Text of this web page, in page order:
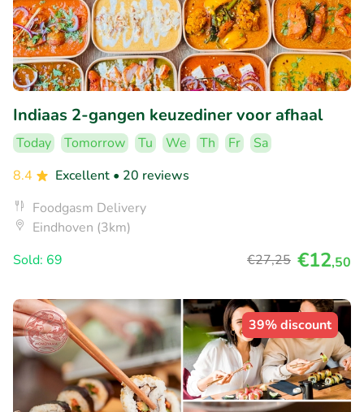
Indiaas 2-gangen keuzediner voor afhaal
Today Tomorrow Tu We Th Fr
Sa
8.4
Excellent • 20 reviews
Foodgasm Delivery
Eindhoven (3km)
Sold: 69
€27,25 €12,50
39% discount